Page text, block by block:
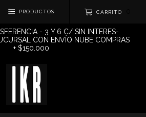
PRODUCTOS CARRITO
- 3 Y 6 C/ SIN INTERES-
CON ENVÍO NUBE COMPRAS
+ $150.000